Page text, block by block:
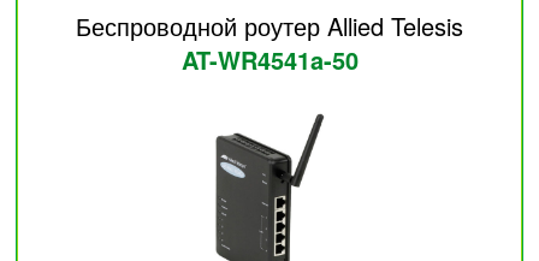
Беспроводной роутер Allied Telesis
AT-WR4541a-50